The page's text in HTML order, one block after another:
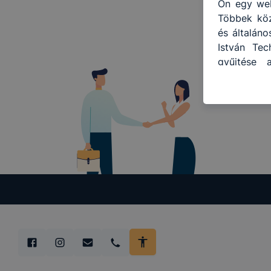
Ön egy
Többek
és
István
gyűjtése
így
ismét
tudja
lesznek